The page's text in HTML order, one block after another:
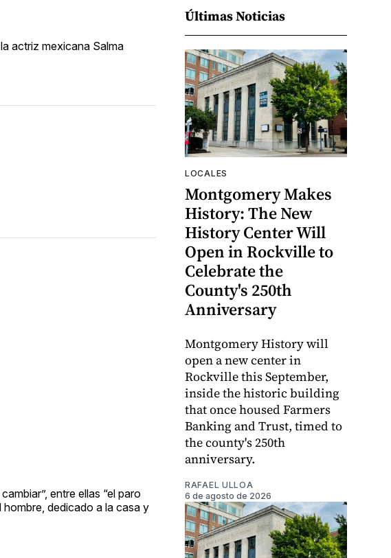
actriz mexicana Salma
entre ellas “el paro
hombre, dedicado a la casa y
Últimas Noticias
LOCALES
Montgomery Makes
History: The New
History Center Will
Open in Rockville to
Celebrate the
County's 250th
Anniversary
Montgomery History will
open a new center in
Rockville this September,
inside the historic building
that once housed Farmers
Banking and Trust, timed to
the county's 250th
anniversary.
RAFAEL ULLOA
6 de agosto de 2026